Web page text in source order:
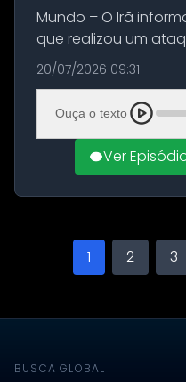
Mundo – O Irã
que realizou um
militares dos
Aeroporto de
21ª fase da Operação
20/07/2026 09:31
Ouça o texto
Ver
1 2 3
BUSCA GLOBAL